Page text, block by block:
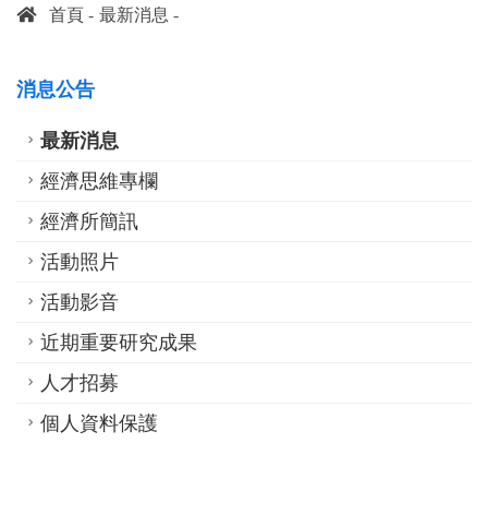
首頁 最新消息
消息公告
最新消息
經濟思維專欄
經濟所簡訊
活動照片
活動影音
近期重要研究成果
人才招募
個人資料保護